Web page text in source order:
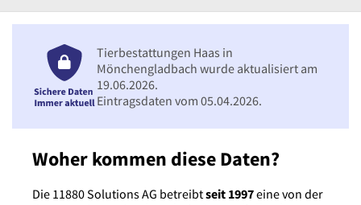
Woher kommen diese Daten?
Die 11880 Solutions AG betreibtseit 1997eine von der
Tierbestattungen Haas in
Mönchengladbach wurde aktualisiert am
19.06.2026.
Eintragsdaten vom 05.04.2026.